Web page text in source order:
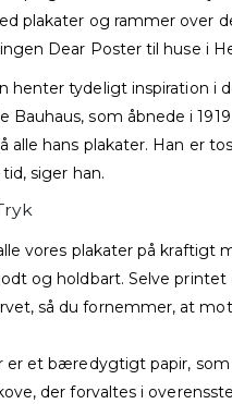
plakater og rammer over
Dear Poster til huse i
henter tydeligt inspiration i
Bauhaus, som åbnede i
alle hans plakater. Han er
siger han.
vores plakater på kraftigt
og holdbart. Selve
så du fornemmer, at
er et bæredygtigt papir,
der forvaltes i